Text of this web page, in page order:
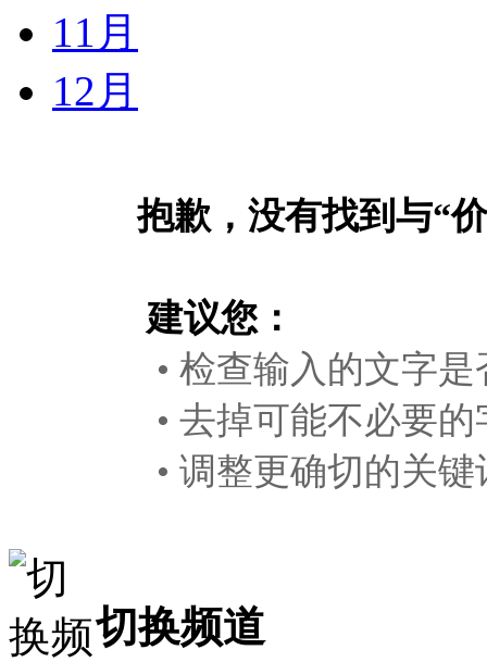
11月
12月
抱歉，没有找到与“
建议您：
• 检查输入的文字是
• 去掉可能不必要
• 调整更确切的关
切换频道